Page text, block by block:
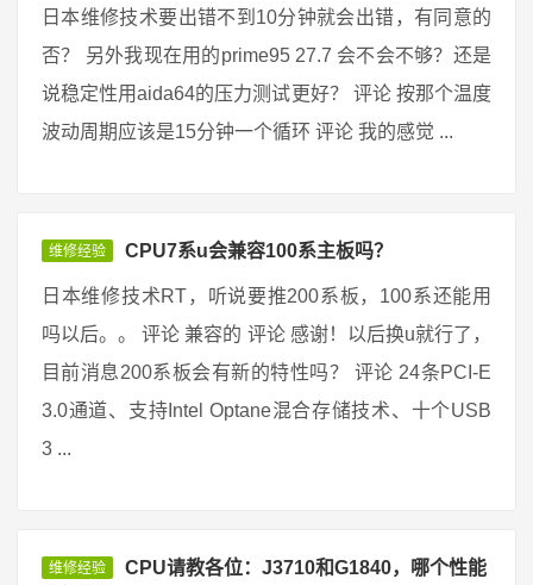
日本维修技术要出错不到10分钟就会出错，有同意的
否？ 另外我现在用的prime95 27.7 会不会不够？还是
说稳定性用aida64的压力测试更好？ 评论 按那个温度
波动周期应该是15分钟一个循环 评论 我的感觉 ...
维修经验 CPU7系u会兼容100系主板吗？
日本维修技术RT，听说要推200系板，100系还能用
吗以后。。 评论 兼容的 评论 感谢！以后换u就行了，
目前消息200系板会有新的特性吗？ 评论 24条PCI-E
3.0通道、支持Intel Optane混合存储技术、十个USB
3 ...
维修经验
CPU请教各位：J3710和G1840，哪个性能